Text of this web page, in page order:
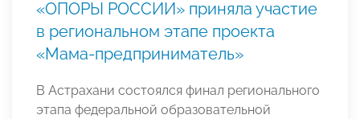
«ОПОРЫ РОССИИ» приняла участие
в региональном этапе проекта
«Мама-предприниматель»
В Астрахани состоялся финал регионального
этапа федеральной образовательной